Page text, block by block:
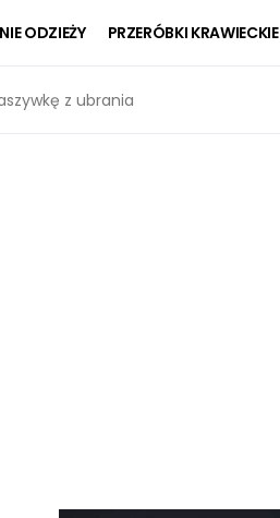
ODZIEŻY PRZERÓBKI KRAWIECKIE
z ubrania